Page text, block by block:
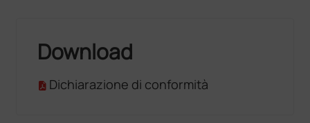
Download
Dichiarazione di conformità